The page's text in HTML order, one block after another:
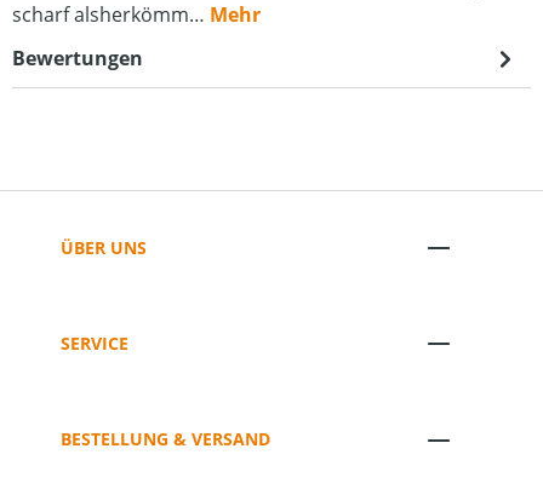
scharf alsherkömm… Mehr
Bewertungen
ÜBER UNS
SERVICE
BESTELLUNG & VERSAND